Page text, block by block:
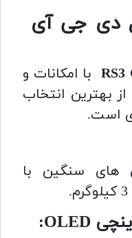
دی جی آی
با امکانات و
بهترین انتخاب
است.
های سنگین با